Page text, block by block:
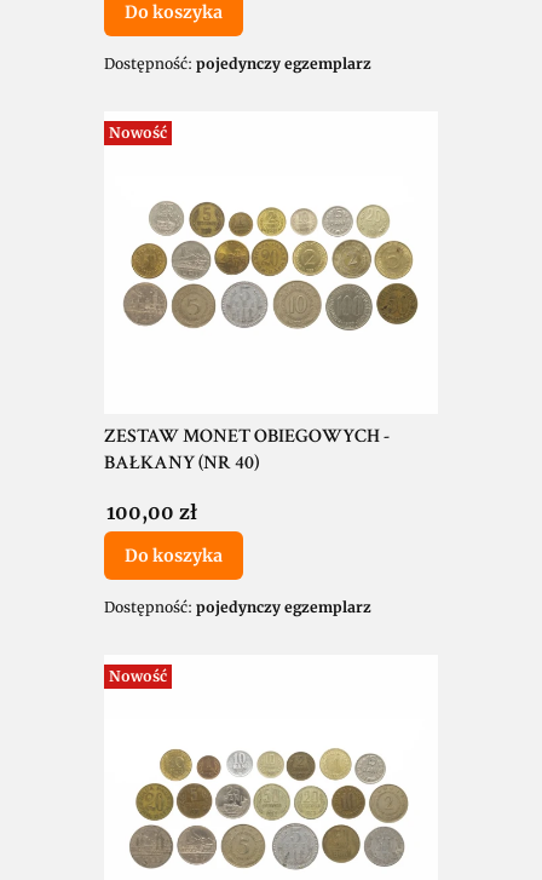
Do koszyka
Dostępność: pojedynczy egzemplarz
Nowość
ZESTAW MONET OBIEGOWYCH -
BAŁKANY (NR 40)
Cena
100,00 zł
Do koszyka
Dostępność: pojedynczy egzemplarz
Nowość